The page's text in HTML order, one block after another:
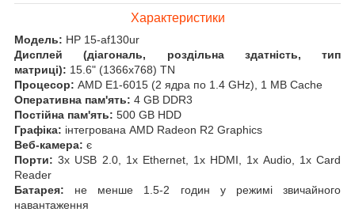
Характеристики
Модель: HP 15-af130ur
Дисплей (діагональ, роздільна здатність, тип
матриці): 15.6" (1366x768) TN
Процесор: AMD E1-6015 (2 ядра по 1.4 GHz), 1 MB Cache
Оперативна пам'ять: 4 GB DDR3
Постійна пам'ять: 500 GB HDD
Графіка: інтегрована AMD Radeon R2 Graphics
Веб-камера: є
Порти:3x USB 2.0, 1x Ethernet, 1x HDMI, 1x Audio, 1x Card
Reader
Батарея: не менше 1.5-2 годин у режимі звичайного
навантаження